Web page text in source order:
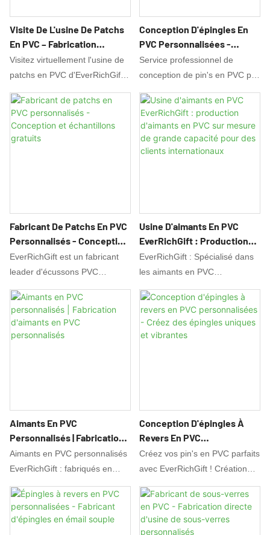
Visite De L'usine De Patchs
En PVC – Fabrication
Avancée Et Processus OEM |
EverRichGift
Visitez virtuellement l'usine de
patchs en PVC d'EverRichGift.
production avancé, nos moules
CNC, notre contrôle qualité
rigoureux et nos capacités
Conception D'épingles En
PVC Personnalisées -
Maquettes Et Illustrations
3D Gratuites
Service professionnel de
conception de pin's en PVC par
gratuitement des illustrations
personnalisées, des
échantillons visuels 3D et des
conseils d'experts pour vos
Fabricant De Patchs En PVC
Personnalisés - Conception
Et Échantillons Gratuits
EverRichGift est un fabricant
leader d'écussons PVC
des services OEM/ODM, une
assistance à la conception
gratuite et des échantillons 3D,
Usine D'aimants En PVC
EverRichGift : Production
D'aimants En PVC Sur
Mesure De Grande Capacité
Internationaux
EverRichGift : Spécialisé dans
les aimants en PVC
époxy/sérigraphie. Conception
gratuite, réponse sous 3 h,
livraison sous 7 à 10 jours,
Aimants En PVC
Personnalisés | Fabrication
D'aimants En PVC
Personnalisés
Aimants en PVC personnalisés
EverRichGift : fabriqués en
PVC écologique, compatibles
avec l'impression
époxy/sérigraphie et les effets
Conception D'épingles À
Revers En PVC
Personnalisées - Créez Des
Épingles Uniques Et
Créez vos pin's en PVC parfaits
avec EverRichGift ! Création
graphique gratuite, formes et
couleurs personnalisées. Idéal
pour le branding, les
événements et les promotions.